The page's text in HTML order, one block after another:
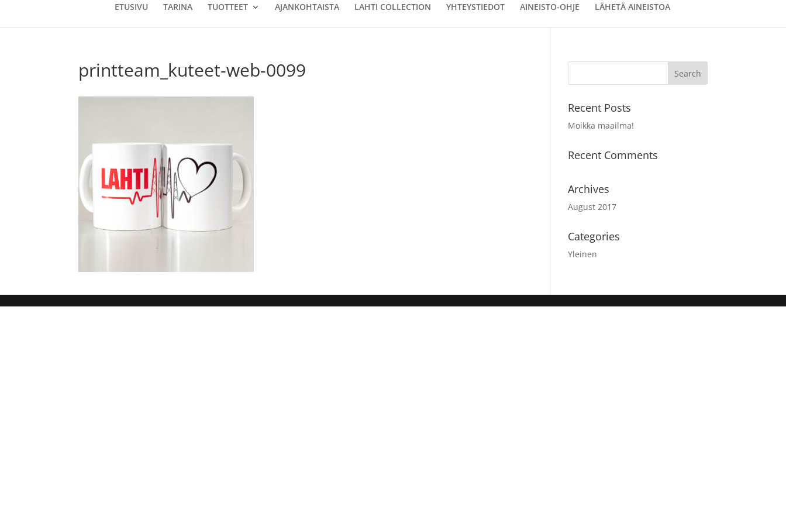
ETUSIVU TARINA TUOTTEET AJANKOHTAISTA LAHTI COLLECTION YHTEYSTIEDOT AINEISTO-OHJE LÄHETÄ AINEISTOA
printteam_kuteet-web-0099
Recent Posts
Moikka maailma!
Recent Comments
Archives
August 2017
Categories
Yleinen